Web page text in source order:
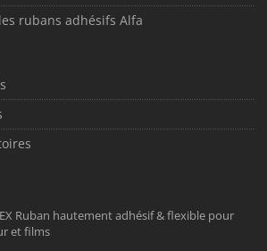
rubans adhésifs Alfa
Ruban hautement adhésif & flexible pour
et films